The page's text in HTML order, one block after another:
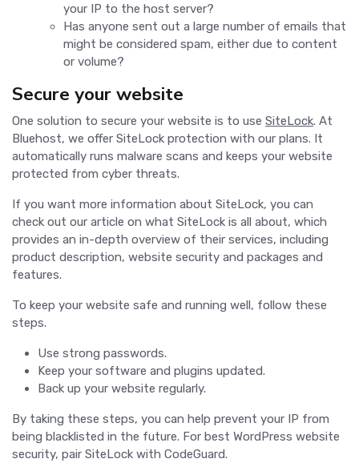
your IP to the host server?
Has anyone sent out a large number of emails that
might be considered spam, either due to content
or volume?
Secure your website
One solution to secure your website is to use SiteLock. At
Bluehost, we offer SiteLock protection with our plans. It
automatically runs malware scans and keeps your website
protected from cyber threats.
If you want more information about SiteLock, you can
check out our article on what SiteLock is all about, which
provides an in-depth overview of their services, including
product description, website security and packages and
features.
To keep your website safe and running well, follow these
steps.
Use strong passwords.
Keep your software and plugins updated.
Back up your website regularly.
By taking these steps, you can help prevent your IP from
being blacklisted in the future. For best WordPress website
security, pair SiteLock with CodeGuard.